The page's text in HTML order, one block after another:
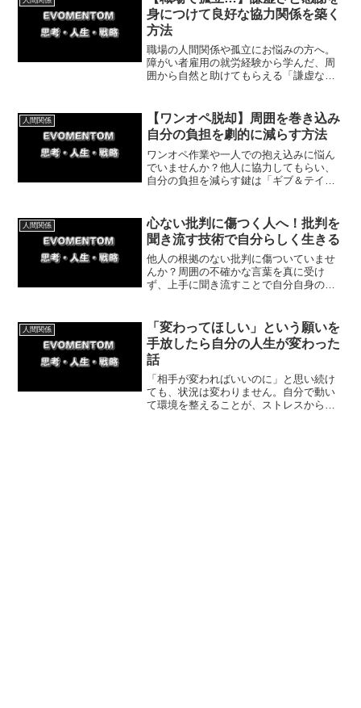
身につけて良好な協力関係を築く
方法
職場の人間関係や孤立にお悩みの方へ。
障がい者雇用の就労経験から学んだ、周
囲から自然と助けてもらえる「謙虚な姿
係を築いてストレスフリーな環境を手に
入れるコツをお届けします。
人間関係
【ワンオペ脱却】周囲を巻き込み
自分の負担を劇的に減らす方法
ワンオペ作業や一人での抱え込みに悩ん
でいませんか？他人に協力してもらい、
自分の負担を減らす鍵は「ギブ＆テイ
もらえる好循環を作る具体的な方法をわ
かりやすく解説します。
人間関係
心ない批判に傷つく人へ！批判を
聞き流す技術で自分らしく生きる
他人の根拠のない批判に傷ついていませ
んか？周囲の不確かな言葉を真に受け
ず、上手に聞き流すことで自分自身の道
自分らしく前進するための思考法を身に
つけましょう。
人間関係
「変わってほしい」という願いを
手放したら自分の人生が変わった
話
「相手が変わればいいのに」と思い続け
ても、状況は変わりません。自分で動い
て環境を整えることが、ストレスから抜